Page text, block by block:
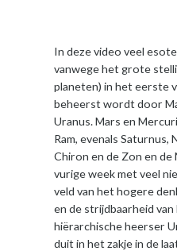
In deze video veel
vanwege het grote
planeten) in het eerste
beheerst wordt door
Uranus. Mars en
Ram, evenals Saturnus,
Chiron en de Zon en de
vurige week met veel
veld van het hogere
en de strijdbaarheid
hiërarchische heerser
duit in het zakje in de